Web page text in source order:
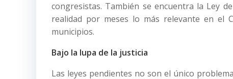
congresistas. También se encuentra la Ley
realidad por meses lo más relevante en el
municipios.
Bajo la lupa de la justicia
Las leyes pendientes no son el único